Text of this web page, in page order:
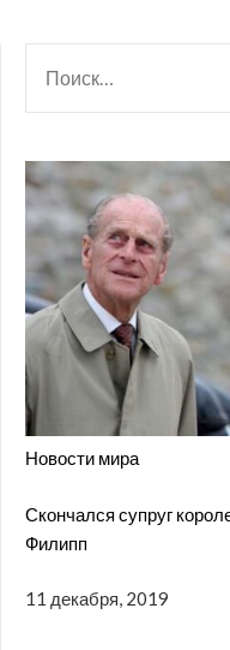
Новости мира
Скончался супруг
Филипп
11 декабря, 2019